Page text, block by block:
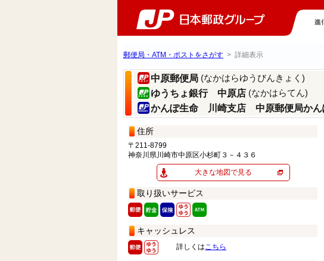
郵便局・ATM・ポストをさがす > 詳細表示
中原郵便局 (なかはらゆうびんきょく)
ゆうちょ銀行 中原店 (なかはらてん)
かんぽ生命 川崎支店 中原郵便局かん
住所
〒211-8799
神奈川県川崎市中原区小杉町３－４３６
大きな地図で見る
取り扱いサービス
キャッシュレス
詳しくはこちら